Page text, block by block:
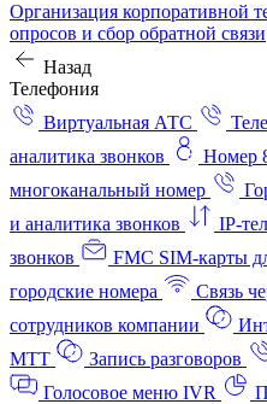
Организация корпоративной
опросов и сбор обратной связи
Назад
Телефония
Виртуальная АТС
аналитика звонков
Номер
многоканальный номер
и аналитика звонков
IP-
звонков
FMC SIM-карты
городские номера
Связь
сотрудников компании
МТТ
Запись разговоров
Голосовое меню IVR